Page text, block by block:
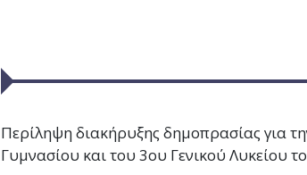
Περίληψη διακήρυξης δημοπρασίας για
Γυμνασίου και του 3ου Γενικού Λυκείου